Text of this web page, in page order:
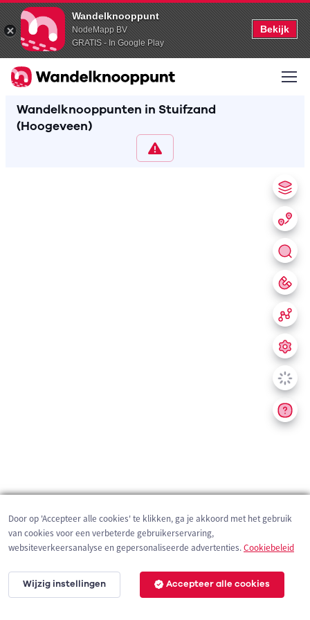
Wandelknooppunt
NodeMapp BV
GRATIS - In Google Play
Bekijk
Wandelknooppunten in Stuifzand
(Hoogeveen)
200 m
Door op 'Accepteer alle cookies' te klikken, ga je akkoord met het gebruik
van cookies voor een verbeterde gebruikerservaring,
websiteverkeersanalyse en gepersonaliseerde advertenties.Cookiebeleid
Wijzig instellingen Accepteer alle cookies